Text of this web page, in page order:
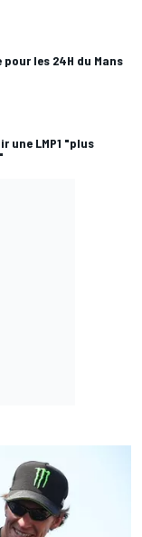
les 24H du Mans
une LMP1 "plus